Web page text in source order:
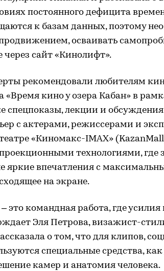
постоянного дефицита
к базам данных, поэтому
осваивать
через сайт «Кинолифт».
рекомендовали любителям
«Время кино у озера Кабан» в
спецпоказы, лекции и
с актерами, режиссерами и
«Киномакс-IMAX»
технологиями, где
яркие впечатления с
на экране.
это командная работа, где
Эля Петрова, визажист-
о том, что для клипов,
специальные средства,
камер и анатомия человека.